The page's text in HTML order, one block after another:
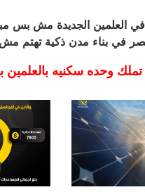
في العلمين الجديدة مش بس
في بناء مدن ذكية تهتم مش
وحده سكنيه بالعلمين